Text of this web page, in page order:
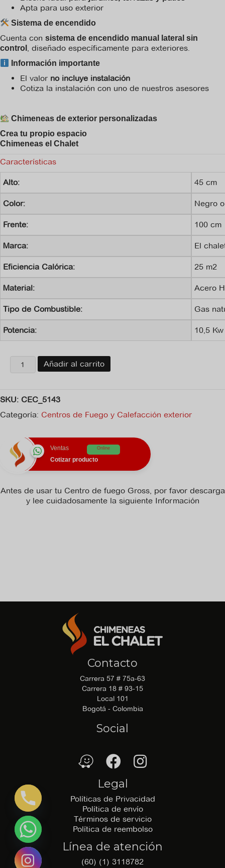
Apta para uso exterior
Sistema de encendido
Cuenta con sistema de encendido manual lateral sin
control , diseñado específicamente para exteriores.
Información importante
El valor no incluye instalación
Cotiza la instalación con uno de nuestros asesores
Chimeneas de exterior personalizadas
Crea tu propio espacio
Chimeneas el Chalet
Características
Alto: 45 cm
Color: Negro
Frente: 100 cm
Marca: El
Eficiencia Calórica: 25 m2
Material: Acero
Tipo de Combustible: Gas
Potencia: 10,5 Kw
Centro
de
cantidad
Añadir al carrito
SKU: CEC_5143
Categoría: Centros de Fuego y Calefacción exterior
Ventas Online
Cotizar producto
Antes de usar tu Centro de fuego Gross, por favor descarga
y lee cuidadosamente la siguiente Información
Contacto
Carrera 57 # 75a-63
Carrera 18 # 93-15
Local 101
Bogotá - Colombia
Social
waze FacebookFacebook
Legal
Políticas de Privacidad
Política de envío
Términos de servicio
Política de reembolso
Línea de atención
(60) (1) 3118782